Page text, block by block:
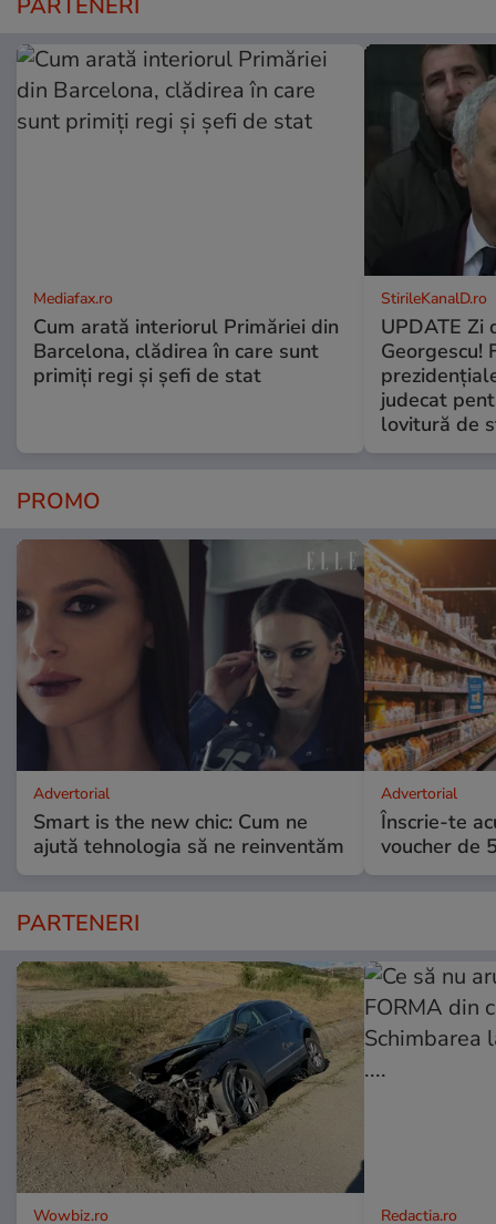
Mediafax.ro
Cum arată interiorul Primăriei din
Barcelona, clădirea în care sunt
primiți regi și șefi de stat
StirileKanalD.ro
UPDATE Zi
Georgescu!
judecat
lovitură de
PROMO
Advertorial
Smart is the new chic: Cum ne
ajută tehnologia să ne reinventăm
Advertorial
Înscrie-te
voucher de
PARTENERI
Wowbiz.ro Redactia.ro